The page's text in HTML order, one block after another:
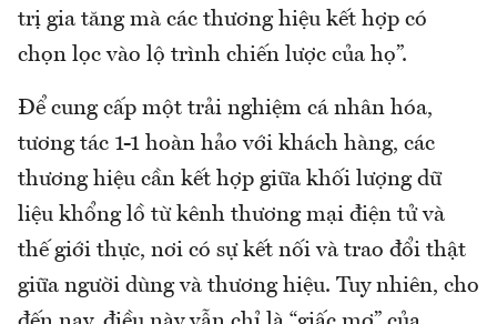
trị gia tăng mà các thương hiệu kết hợp có
chọn lọc vào lộ trình chiến lược của họ”.
Để cung cấp một trải nghiệm cá nhân hóa,
tương tác 1-1 hoàn hảo với khách hàng, các
thương hiệu cần kết hợp giữa khối lượng dữ
liệu khổng lồ từ kênh thương mại điện tử và
thế giới thực, nơi có sự kết nối và trao đổi thật
giữa người dùng và thương hiệu. Tuy nhiên, cho